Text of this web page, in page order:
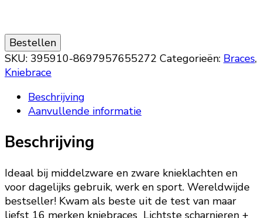
Bestellen
SKU: 395910-8697957655272 Categorieën: Braces,
Kniebrace
Beschrijving
Aanvullende informatie
Beschrijving
Ideaal bij middelzware en zware knieklachten en
voor dagelijks gebruik, werk en sport. Wereldwijde
bestseller! Kwam als beste uit de test van maar
liefst 16 merken kniebraces Lichtste scharnieren +